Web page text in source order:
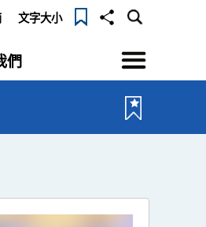
文字大小
們
選
單